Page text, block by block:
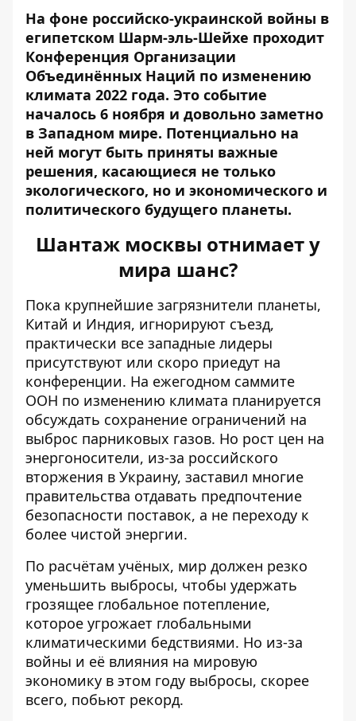
На фоне российско-украинской войны в
египетском Шарм-эль-Шейхе проходит
Конференция Организации
Объединённых Наций по изменению
климата 2022 года. Это событие
началось 6 ноября и довольно заметно
в Западном мире. Потенциально на
ней могут быть приняты важные
решения, касающиеся не только
экологического, но и экономического и
политического будущего планеты.
Шантаж москвы отнимает у
мира шанс?
Пока крупнейшие загрязнители планеты,
Китай и Индия, игнорируют съезд,
практически все западные лидеры
присутствуют или скоро приедут на
конференции. На ежегодном саммите
ООН по изменению климата планируется
обсуждать сохранение ограничений на
выброс парниковых газов. Но рост цен на
энергоносители, из-за российского
вторжения в Украину, заставил многие
правительства отдавать предпочтение
безопасности поставок, а не переходу к
более чистой энергии.
По расчётам учёных, мир должен резко
уменьшить выбросы, чтобы удержать
грозящее глобальное потепление,
которое угрожает глобальными
климатическими бедствиями. Но из-за
войны и её влияния на мировую
экономику в этом году выбросы, скорее
всего, побьют рекорд.